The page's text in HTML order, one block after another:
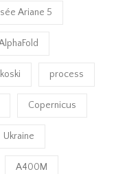
Ariane 5
process
Copernicus
Ukraine
A400M